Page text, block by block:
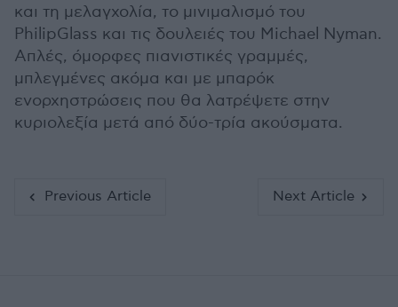
και τη μελαγχολία, το μινιμαλισμό του
PhilipGlass και τις δουλειές του Michael Nyman.
Απλές, όμορφες πιανιστικές γραμμές,
μπλεγμένες ακόμα και με μπαρόκ
ενορχηστρώσεις που θα λατρέψετε στην
κυριολεξία μετά από δύο-τρία ακούσματα.
Previous Article Next Article